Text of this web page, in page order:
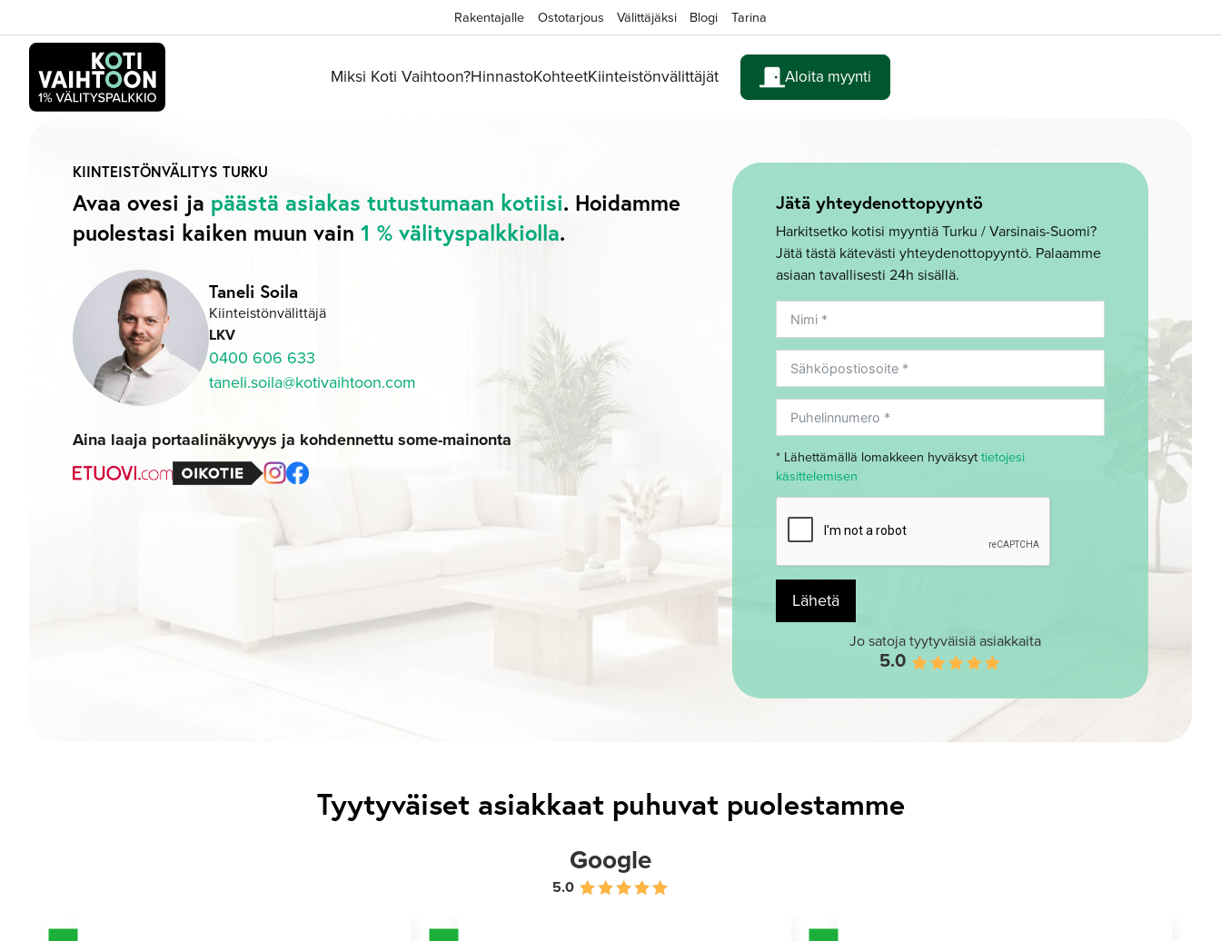
sisältöön
Rakentajalle Ostotarjous Välittäjäksi Blogi Tarina
Miksi Koti Vaihtoon?HinnastoKohteetKiinteistönvälittäjät Aloita myynti
KIINTEISTÖNVÄLITYS TURKU
Avaa ovesi ja päästä asiakas tutustumaan kotiisi. Hoidamme
puolestasi kaiken muun vain 1 % välityspalkkiolla.
Taneli Soila
Kiinteistönvälittäjä
LKV
0400 606 633
taneli.soila@kotivaihtoon.com
Aina laaja portaalinäkyvyys ja kohdennettu some-mainonta
Jätä yhteydenottopyyntö
Harkitsetko kotisi myyntiä Turku / Varsinais-Suomi?
Jätä tästä kätevästi yhteydenottopyyntö. Palaamme
asiaan tavallisesti 24h sisällä.
* Lähettämällä lomakkeen hyväksyttietojesi
käsittelemisen
Lähetä
Jo satoja tyytyväisiä asiakkaita
5.0
Tyytyväiset asiakkaat puhuvat puolestamme
Google
5.0